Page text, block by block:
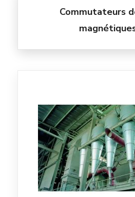
Commutateurs